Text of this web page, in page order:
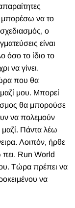
μπορέσω να το
ο
είναι
όσο το ίδιο το
να γίνει.
που θα
μου. Μπορεί
θα μπορούσε
να πολεμούν
μαζί. Πάντα λέω
Λοιπόν, ήρθε
Run World
Τώρα πρέπει να
να